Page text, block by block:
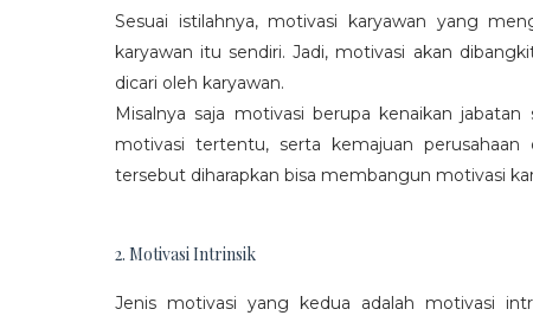
Sesuai istilahnya, motivasi karyawan yang
karyawan itu sendiri. Jadi, motivasi akan
dicari oleh karyawan.
Misalnya saja motivasi berupa kenaikan
motivasi tertentu, serta kemajuan
tersebut diharapkan bisa membangun motivasi
2. Motivasi Intrinsik
Jenis motivasi yang kedua adalah motivasi